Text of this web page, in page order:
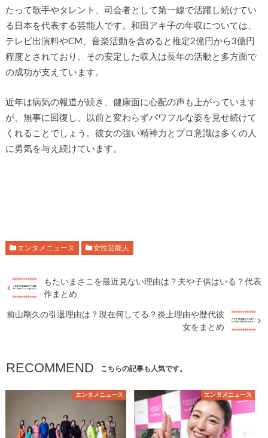
たって歌手やタレント、司会者として第一線で活躍し続けてい
る日本を代表する芸能人です。和田アキ子の年収については、
テレビ出演料やCM、音楽活動を含めると推定2億円から3億円
程度とされており、その安定した収入は長年の活動と多方面で
の成功が支えています。
近年は病気の報道が続き、健康面に心配の声も上がっています
が、無事に回復し、以前と変わらずパワフルな姿を見せ続けて
くれることでしょう。彼女の強い精神力とプロ意識は多くの人
に勇気を与え続けています。
エンタメニュース 女性芸能人
もたいまさこを最近見ない理由は？夫や子供はいる？代表
作まとめ
前山剛久の引退理由は？現在何してる？炎上理由や歴代彼
女をまとめ
RECOMMEND こちらの記事も人気です。
エンタメニュース エンタメニュース